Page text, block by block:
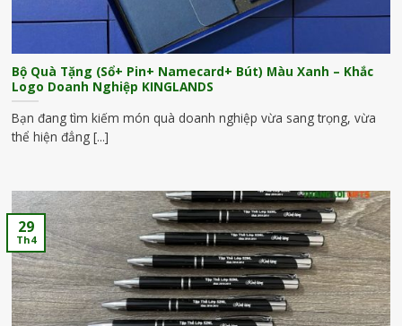
Bộ Quà Tặng (Sổ+ Pin+ Namecard+ Bút) Màu Xanh – Khắc
Logo Doanh Nghiệp KINGLANDS
Bạn đang tìm kiếm món quà doanh nghiệp vừa sang trọng, vừa
thể hiện đẳng [...]
29
Th4